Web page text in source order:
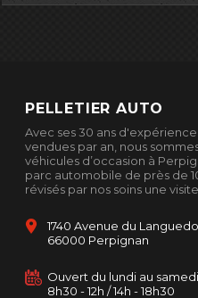
PELLETIER AUTO
Avec ses 30 ans
vendues par an, nous
véhicules d’occasion à
parc automobile de près de
révisés par nos soins une
1740 Avenue du
66000 Perpignan
Ouvert du lundi au samedi
8h30 - 12h / 14h - 18h30